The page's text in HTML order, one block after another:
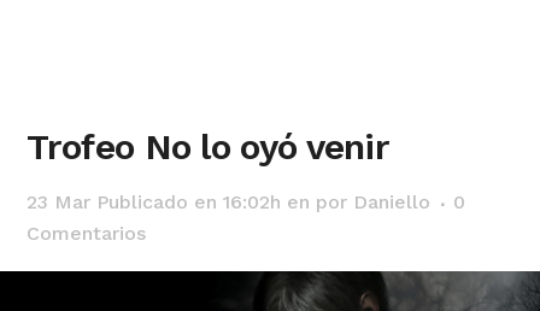
Trofeo No lo oyó venir
23 Mar Publicado en 16:02h en por Daniello
0
Comentarios